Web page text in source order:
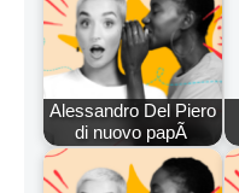
Alessandro Del Piero
di nuovo papÃ